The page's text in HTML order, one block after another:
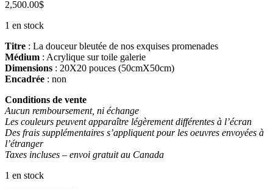
2,500.00$
1 en stock
Titre : La douceur bleutée de nos exquises promenades
Médium : Acrylique sur toile galerie
Dimensions : 20X20 pouces (50cmX50cm)
Encadrée : non
Conditions de vente
Aucun remboursement, ni échange
Les couleurs peuvent apparaître légèrement différentes à l’écran
Des frais supplémentaires s’appliquent pour les oeuvres envoyées à
l’étranger
Taxes incluses – envoi gratuit au Canada
1 en stock